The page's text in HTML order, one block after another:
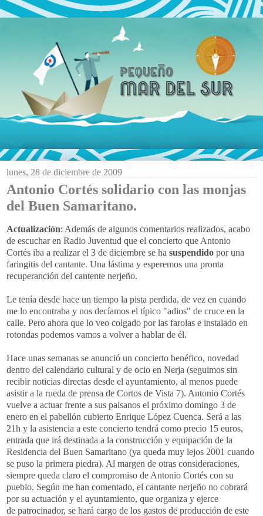
lunes, 28 de diciembre de 2009
Antonio Cortés solidario con las monjas
del Buen Samaritano.
Actualización: Además de algunos comentarios realizados, acabo
de escuchar en Radio Juventud que el concierto que Antonio
Cortés iba a realizar el 3 de diciembre se ha suspendido por una
faringitis del cantante. Una lástima y esperemos una pronta
recuperanción del cantente nerjeño.
Le tenía desde hace un tiempo la pista perdida, de vez en cuando
me lo encontraba y nos decíamos el típico "adios" de cruce en la
calle. Pero ahora que lo veo colgado por las farolas e instalado en
rotondas podemos vamos a volver a hablar de él.
Hace unas semanas se anunció un concierto benéfico, novedad
dentro del calendario cultural y de ocio en Nerja (seguimos sin
recibir noticias directas desde el ayuntamiento, al menos puede
asistir a la rueda de prensa de Cortos de Vista 7). Antonio Cortés
vuelve a actuar frente a sus paisanos el próximo domingo 3 de
enero en el pabellón cubierto Enrique López Cuenca. Será a las
21h y la asistencia a este concierto tendrá como precio 15 euros,
entrada que irá destinada a la construcción y equipación de la
Residencia del Buen Samaritano (ya queda muy lejos 2001 cuando
se puso la primera piedra). Al margen de otras consideraciones,
siempre queda claro el compromiso de Antonio Cortés con su
pueblo. Según me han comentado, el cantante nerjeño no cobrará
por su actuación y el ayuntamiento, que organiza y ejerce
de patrocinador, se hará cargo de los gastos de producción de este